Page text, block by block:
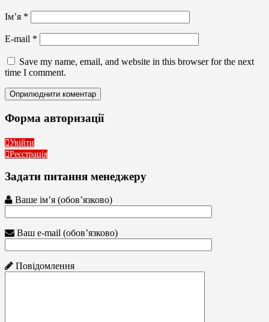
Ім’я *
E-mail *
Save my name, email, and website in this browser for the next
time I comment.
Форма авторизації
Увійти
Реєстрація
Задати питання менеджеру
Ваше ім’я (обов’язково)
Ваш e-mail (обов’язково)
Повідомлення